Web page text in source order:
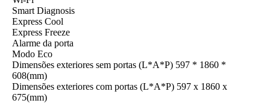
Smart Diagnosis
Express Cool
Express Freeze
Alarme da porta
Modo Eco
Dimensões exteriores sem portas (L*A*P) 597 * 1860 *
608(mm)
Dimensões exteriores com portas (L*A*P) 597 x 1860 x
675(mm)